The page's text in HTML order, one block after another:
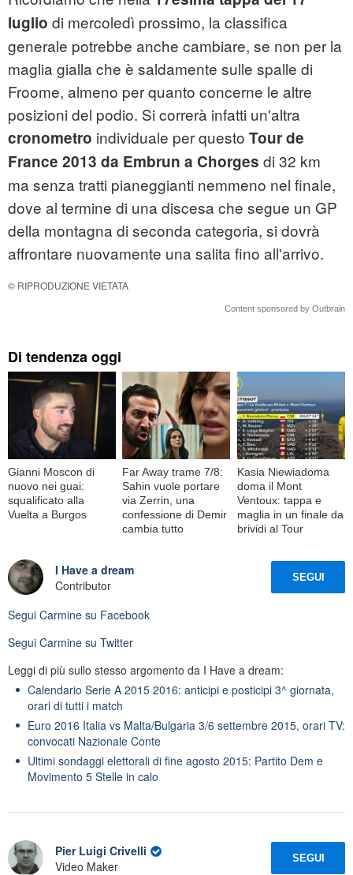
luglio di mercoledì prossimo, la classifica
generale potrebbe anche cambiare, se non per la
maglia gialla che è saldamente sulle spalle di
Froome, almeno per quanto concerne le altre
posizioni del podio. Si correrà infatti un'altra
cronometro individuale per questo Tour de
France 2013 da Embrun a Chorges di 32 km
ma senza tratti pianeggianti nemmeno nel finale,
dove al termine di una discesa che segue un GP
della montagna di seconda categoria, si dovrà
affrontare nuovamente una salita fino all'arrivo.
© RIPRODUZIONE VIETATA
Content sponsored by Outbrain
Di tendenza oggi
Gianni Moscon di
nuovo nei guai:
squalificato alla
Vuelta a Burgos
Far Away trame 7/8:
Sahin vuole portare
via Zerrin, una
confessione di Demir
cambia tutto
Kasia Niewiadoma
doma il Mont
Ventoux: tappa e
maglia in un finale da
brividi al Tour
I Have a dream
Contributor
SEGUI
Segui Carmine su Facebook
Segui Carmine su Twitter
Leggi di più sullo stesso argomento da I Have a dream:
Calendario Serie A 2015 2016: anticipi e posticipi 3^ giornata,
orari di tutti i match
Euro 2016 Italia vs Malta/Bulgaria 3/6 settembre 2015, orari TV:
convocati Nazionale Conte
Ultimi sondaggi elettorali di fine agosto 2015: Partito Dem e
Movimento 5 Stelle in calo
Pier Luigi Crivelli
Video Maker
SEGUI